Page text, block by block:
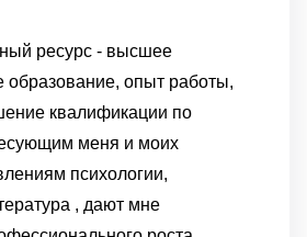
ресурс - высшее
образование, опыт работы,
квалификации по
меня и моих
психологии,
, дают мне